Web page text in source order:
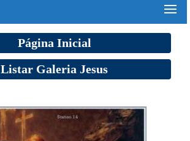
Página Inicial
Listar Galeria Jesus